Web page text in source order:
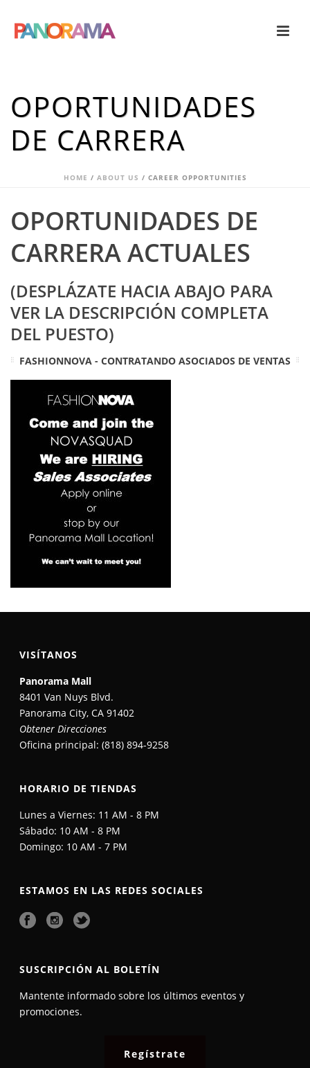
OPORTUNIDADES
DE CARRERA
HOME / ABOUT US / CAREER OPPORTUNITIES
OPORTUNIDADES DE
CARRERA ACTUALES
(DESPLÁZATE HACIA ABAJO PARA
VER LA DESCRIPCIÓN COMPLETA
DEL PUESTO)
FASHIONNOVA - CONTRATANDO ASOCIADOS DE VENTAS
VISÍTANOS
Panorama Mall
8401 Van Nuys Blvd.
Panorama City, CA 91402
Obtener Direcciones
Oficina principal: (818) 894-9258​
HORARIO DE TIENDAS
Lunes a Viernes: 11 AM - 8 PM​
Sábado: 10 AM - 8 PM​
Domingo: 10 AM - 7 PM​
ESTAMOS EN LAS REDES SOCIALES
SUSCRIPCIÓN AL BOLETÍN
Mantente informado sobre los últimos eventos y
promociones.​
Regístrate